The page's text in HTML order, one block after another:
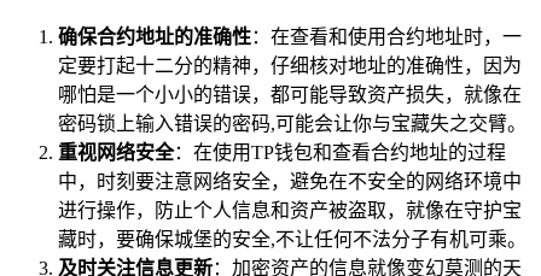
确保合约地址的准确性：在查看和使用合约地址时，一
定要打起十二分的精神，仔细核对地址的准确性，因为
哪怕是一个小小的错误，都可能导致资产损失，就像在
密码锁上输入错误的密码,可能会让你与宝藏失之交臂。
重视网络安全：在使用TP钱包和查看合约地址的过程
中，时刻要注意网络安全，避免在不安全的网络环境中
进行操作，防止个人信息和资产被盗取，就像在守护宝
藏时，要确保城堡的安全,不让任何不法分子有机可乘。
及时关注信息更新：加密资产的信息就像变幻莫测的天